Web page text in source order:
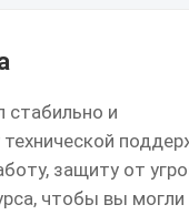
стабильно и
технической
защиту от
чтобы вы могли